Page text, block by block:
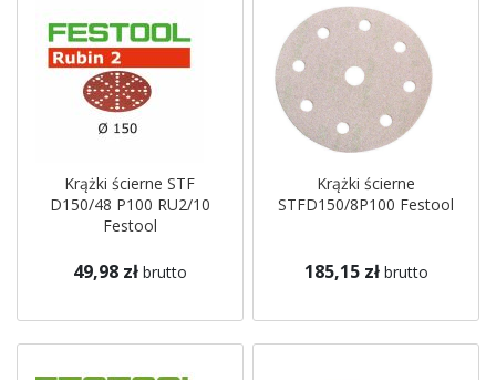
Krążki ścierne STF
D150/48 P100 RU2/10
Festool
49,98 zł brutto
Krążki ścierne
STFD150/8P100 Festool
185,15 zł brutto